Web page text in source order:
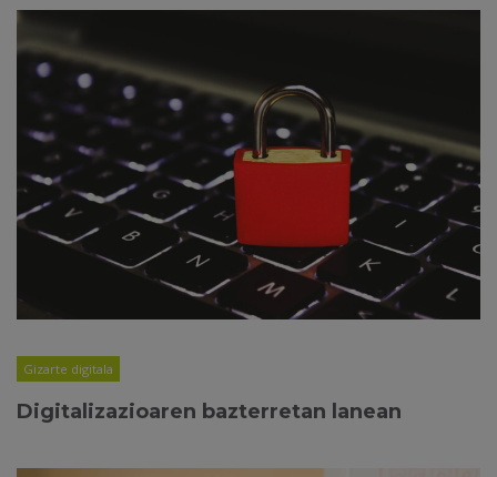
Gizarte digitala
Digitalizazioaren bazterretan lanean